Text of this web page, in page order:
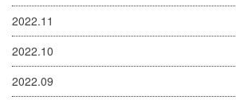
2022.11
2022.10
2022.09